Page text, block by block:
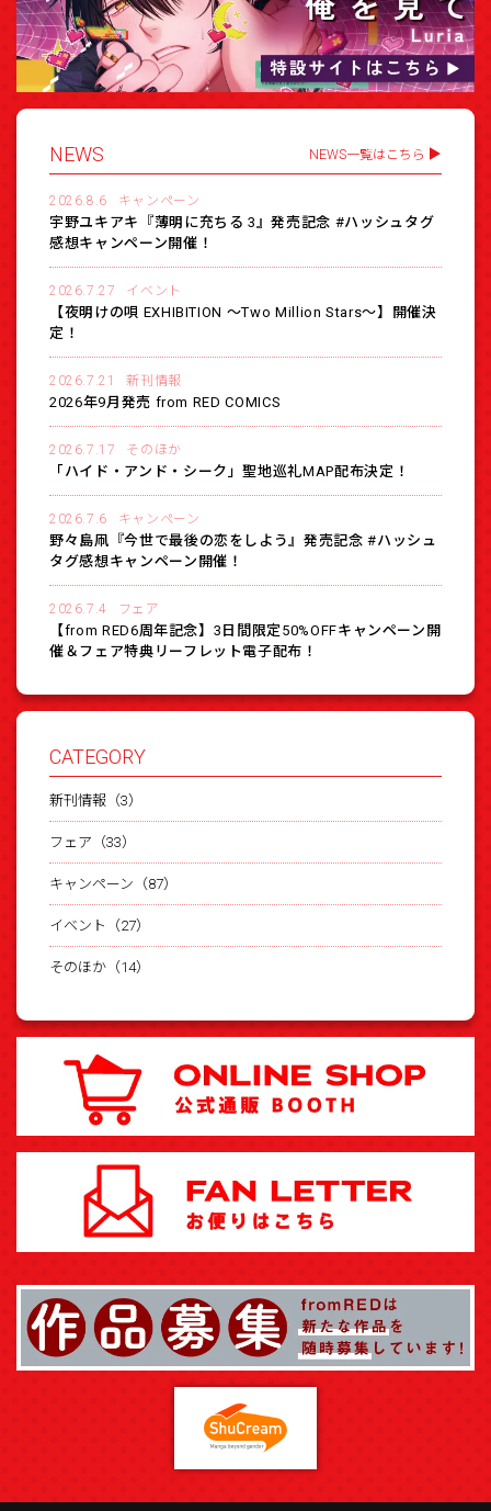
NEWS NEWS一覧はこちら
2026.8.6 キャンペーン
宇野ユキアキ『薄明に充ちる 3』発売記念 #ハッシュタグ
感想キャンペーン開催！
2026.7.27 イベント
【夜明けの唄 EXHIBITION 〜Two Million Stars〜】開催決
定！
2026.7.21 新刊情報
2026年9月発売 from RED COMICS
2026.7.17 そのほか
「ハイド・アンド・シーク」聖地巡礼MAP配布決定！
2026.7.6 キャンペーン
野々島凧『今世で最後の恋をしよう』発売記念 #ハッシュ
タグ感想キャンペーン開催！
2026.7.4 フェア
【from RED6周年記念】3日間限定50%OFFキャンペーン開
催＆フェア特典リーフレット電子配布！
CATEGORY
新刊情報（3）
フェア（33）
キャンペーン（87）
イベント（27）
そのほか（14）